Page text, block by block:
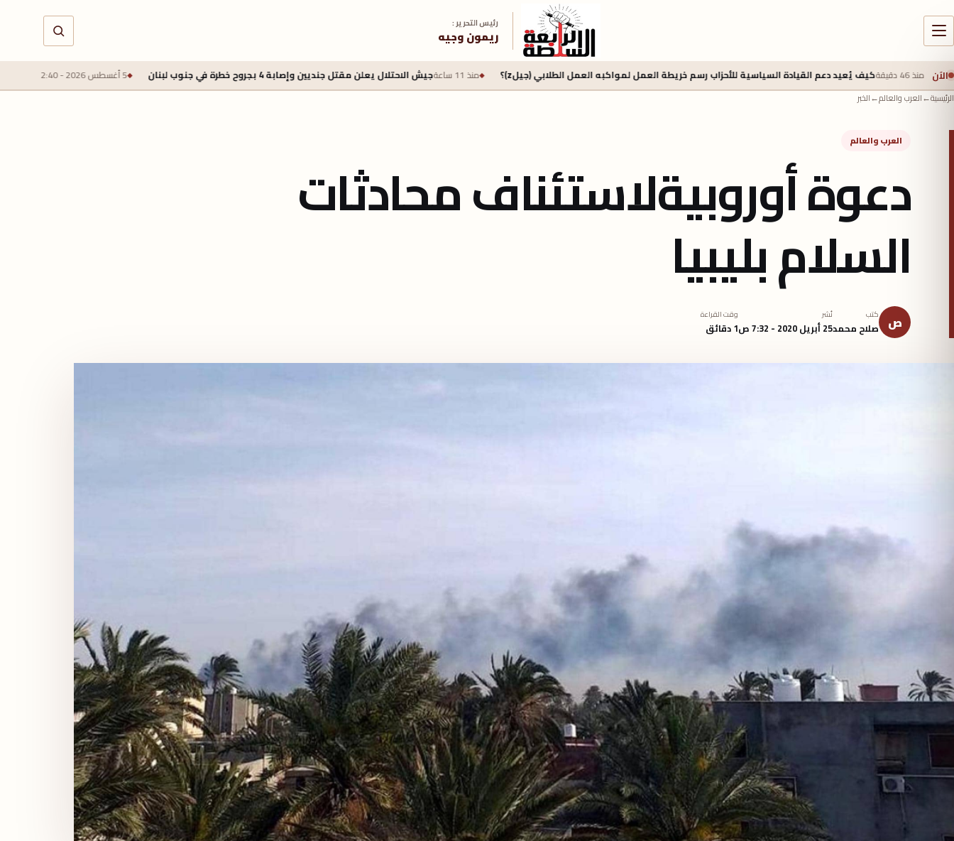
رئيس التحرير :
ريمون وجيه
الآن
كيف يُعيد دعم القيادة السياسية للأحزاب رسم خريطة العمل لمواكبه العمل الطلابي (جيلz)؟ منذ 11 ساعة جيش الاحتلال يعلن مقتل جنديين وإصابة 4 بجروح خطرة في جنوب لبنان 5 أغسطس 2026 - 2:40 م محمد صلاح يقترب من طرابزون
الرئيسية←العرب والعالم←الخبر
العرب والعالم
دعوة أوروبيةلاستئناف محادثات
السلام بليبيا
ص كتب
صلاح محمد
نُشر
25 أبريل 2020 - 7:32 ص
وقت القراءة
1 دقائق